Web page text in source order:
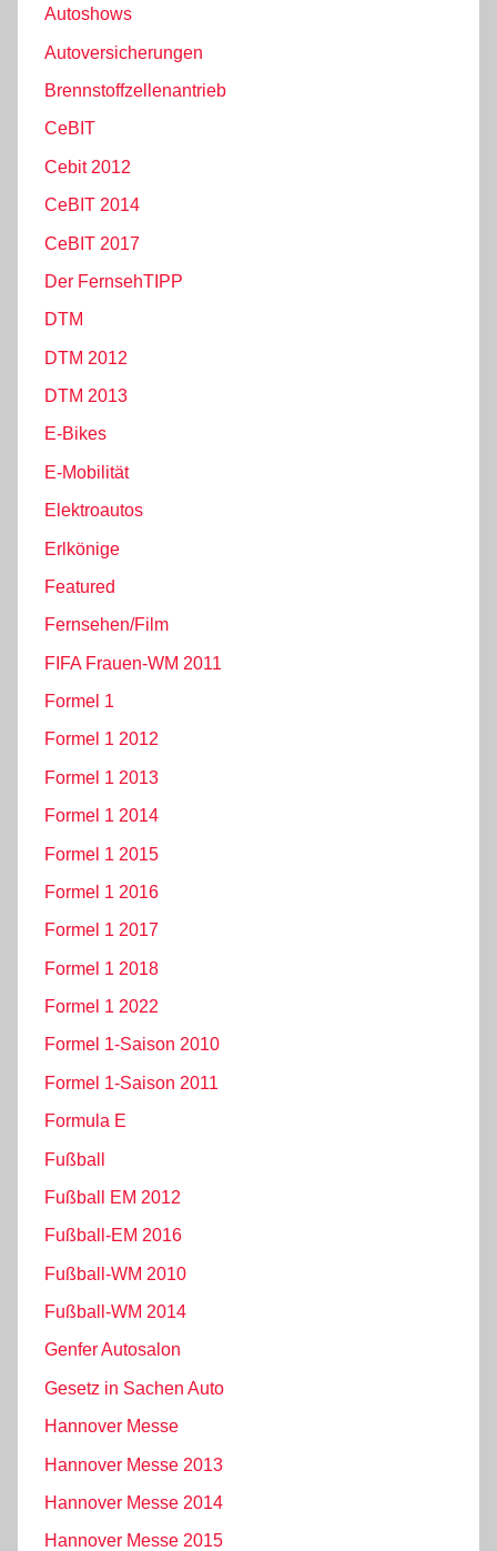
Autoshows
Autoversicherungen
Brennstoffzellenantrieb
CeBIT
Cebit 2012
CeBIT 2014
CeBIT 2017
Der FernsehTIPP
DTM
DTM 2012
DTM 2013
E-Bikes
E-Mobilität
Elektroautos
Erlkönige
Featured
Fernsehen/Film
FIFA Frauen-WM 2011
Formel 1
Formel 1 2012
Formel 1 2013
Formel 1 2014
Formel 1 2015
Formel 1 2016
Formel 1 2017
Formel 1 2018
Formel 1 2022
Formel 1-Saison 2010
Formel 1-Saison 2011
Formula E
Fußball
Fußball EM 2012
Fußball-EM 2016
Fußball-WM 2010
Fußball-WM 2014
Genfer Autosalon
Gesetz in Sachen Auto
Hannover Messe
Hannover Messe 2013
Hannover Messe 2014
Hannover Messe 2015